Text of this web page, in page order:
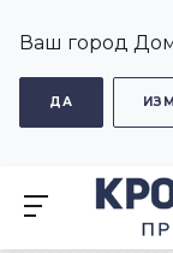
Ваш город
ДА